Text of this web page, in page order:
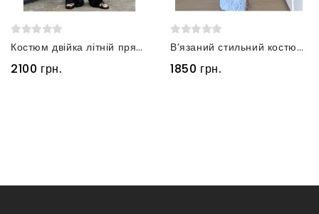
Костюм двійка літній прямого крою чорний
2100 грн.
Вʼязаний стильний костюм двійка блакитний з витонченим узором у вигляді ромбів
1850 грн.